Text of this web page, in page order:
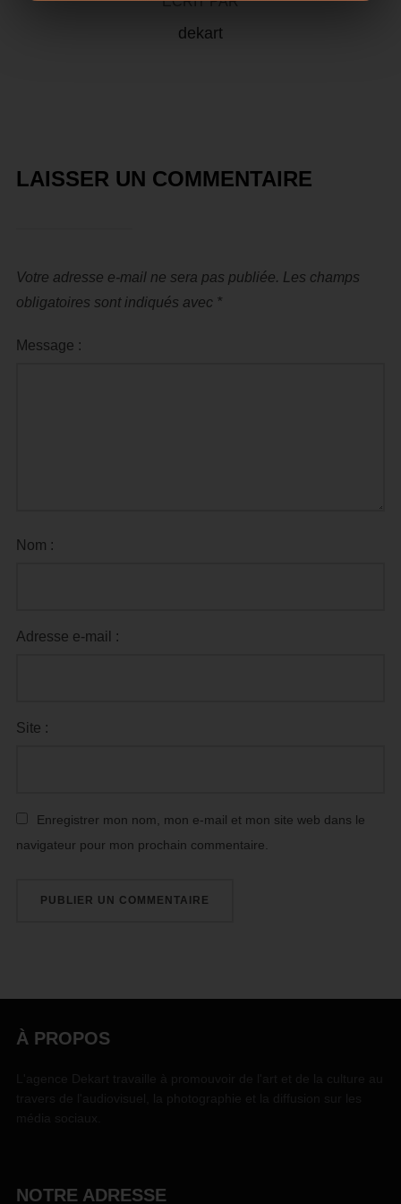
dekart
LAISSER UN COMMENTAIRE
Votre adresse e-mail ne sera pas publiée. Les champs
obligatoires sont indiqués avec *
Message :
Nom :
Adresse e-mail :
Site :
Enregistrer mon nom, mon e-mail et mon site web dans le
navigateur pour mon prochain commentaire.
À PROPOS
NOTRE ADRESSE